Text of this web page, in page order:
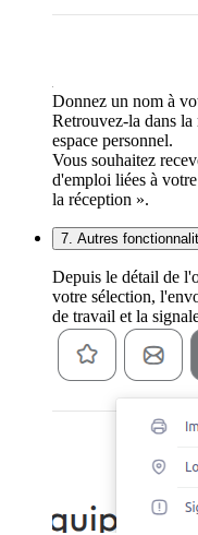
Donnez un nom à
Retrouvez-la dans
espace personnel.
Vous souhaitez
d'emploi liées à
la réception ».
7. Autres
Depuis le détail de
votre sélection,
de travail et la